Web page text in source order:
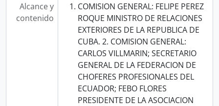
Alcance y
contenido
COMISION GENERAL: FELIPE PEREZ
ROQUE MINISTRO DE RELACIONES
EXTERIORES DE LA REPUBLICA DE
CUBA. 2. COMISION GENERAL:
CARLOS VILLMARIN; SECRETARIO
GENERAL DE LA FEDERACION DE
CHOFERES PROFESIONALES DEL
ECUADOR; FEBO FLORES
PRESIDENTE DE LA ASOCIACION